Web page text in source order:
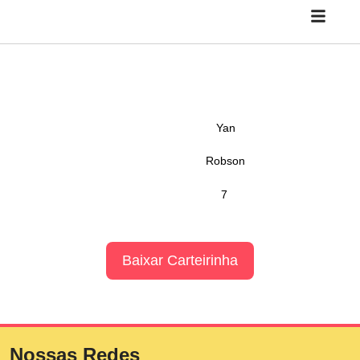
Yan
Robson
7
Baixar Carteirinha
Nossas Redes